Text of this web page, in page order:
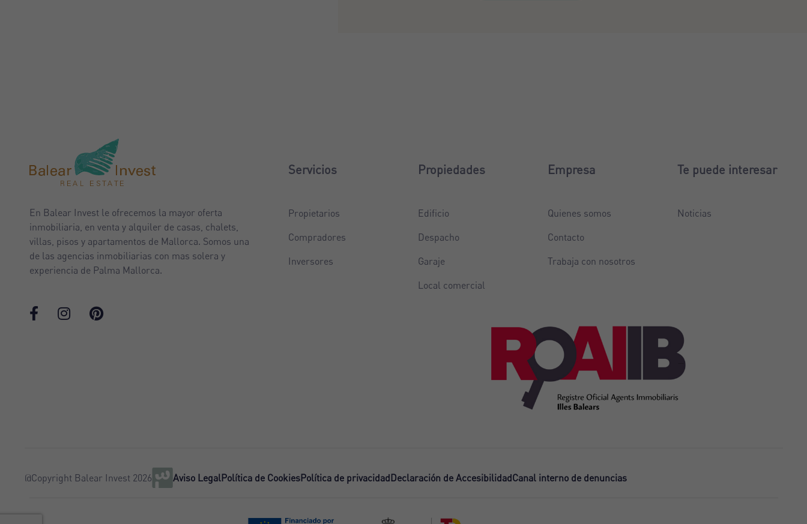
En Balear Invest le ofrecemos la mayor oferta
inmobiliaria, en venta y alquiler de casas, chalets,
villas, pisos y apartamentos de Mallorca. Somos una
de las agencias inmobiliarias con mas solera y
experiencia de Palma Mallorca.
Servicios
Propietarios
Compradores
Inversores
Propiedades
Edificio
Despacho
Garaje
Local comercial
Empresa
Quienes somos
Contacto
Trabaja con nosotros
Te puede interesar
Noticias
@Copyright Balear Invest 2026 Aviso LegalPolítica de CookiesPolítica de privacidadDeclaración de AccesibilidadCanal interno de denuncias